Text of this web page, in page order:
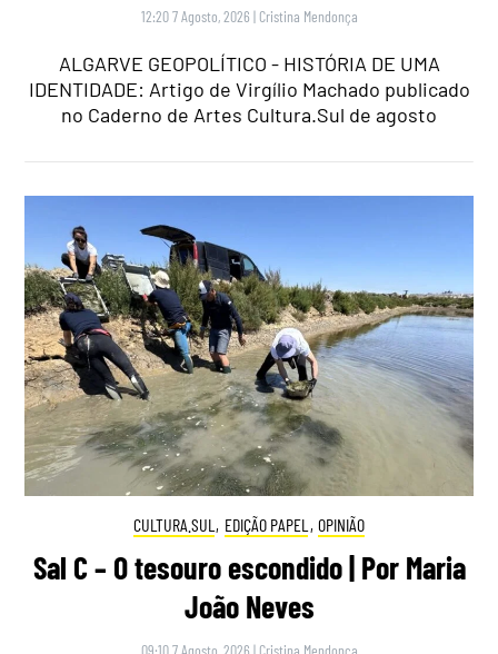
12:20 7 Agosto, 2026 | Cristina Mendonça
ALGARVE GEOPOLÍTICO - HISTÓRIA DE UMA
IDENTIDADE: Artigo de Virgílio Machado publicado
no Caderno de Artes Cultura.Sul de agosto
CULTURA.SUL , EDIÇÃO PAPEL , OPINIÃO
Sal C – O tesouro escondido | Por Maria
João Neves
09:10 7 Agosto, 2026 | Cristina Mendonça